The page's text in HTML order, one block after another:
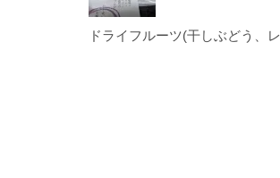
ドライフルーツ(干しぶどう、